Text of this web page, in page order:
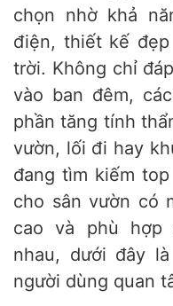
chọn nhờ khả
điện, thiết kế
trời. Không chỉ
vào ban đêm,
phần tăng tính
vườn, lối đi hay
đang tìm kiếm
cho sân vườn có
cao và phù hợp
nhau, dưới đây
người dùng quan